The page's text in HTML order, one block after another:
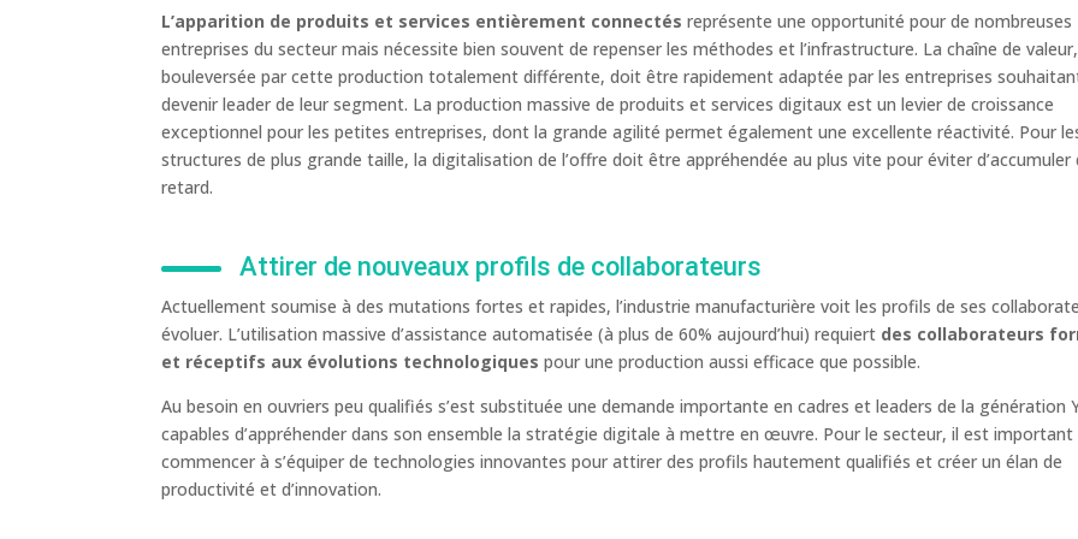
L’apparition de produits et services entièrement connectés représente une opportunité pour de nombreuses
entreprises du secteur mais nécessite bien souvent de repenser les méthodes et l’infrastructure. La chaîne de valeur,
bouleversée par cette production totalement différente, doit être rapidement adaptée par les entreprises
devenir leader de leur segment. La production massive de produits et services digitaux est un levier de croissance
exceptionnel pour les petites entreprises, dont la grande agilité permet également une excellente réactivité. Pour
structures de plus grande taille, la digitalisation de l’offre doit être appréhendée au plus vite pour éviter d’accumuler
retard.
Attirer de nouveaux profils de collaborateurs
Actuellement soumise à des mutations fortes et rapides, l’industrie manufacturière voit les profils de ses
évoluer. L’utilisation massive d’assistance automatisée (à plus de 60% aujourd’hui) requiert des collaborateurs
et réceptifs aux évolutions technologiquespour une production aussi efficace que possible.
Au besoin en ouvriers peu qualifiés s’est substituée une demande importante en cadres et leaders de la génération
capables d’appréhender dans son ensemble la stratégie digitale à mettre en œuvre. Pour le secteur, il est important
commencer à s’équiper de technologies innovantes pour attirer des profils hautement qualifiés et créer un élan de
productivité et d’innovation.